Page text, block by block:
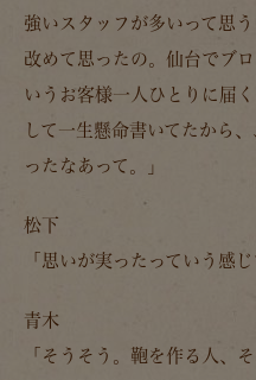
強いスタッフが多いって思
改めて思ったの。 仙台でブ
いうお客様一人ひとりに届
して一生懸命書いてたから
ったなあって。」
松下
「思いが実ったっていう感じ
青木
「そうそう。鞄を作る人、